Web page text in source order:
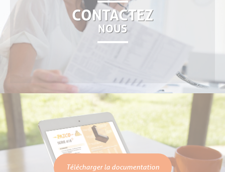
CONTACTEZ
NOUS
Télécharger la documentation